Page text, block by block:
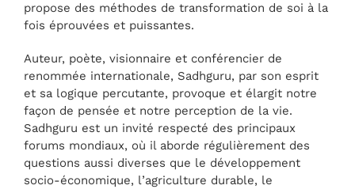
propose des méthodes de transformation de soi à la
fois éprouvées et puissantes.
Auteur, poète, visionnaire et conférencier de
renommée internationale, Sadhguru, par son esprit
et sa logique percutante, provoque et élargit notre
façon de pensée et notre perception de la vie.
Sadhguru est un invité respecté des principaux
forums mondiaux, où il aborde régulièrement des
questions aussi diverses que le développement
socio-économique, l’agriculture durable, le